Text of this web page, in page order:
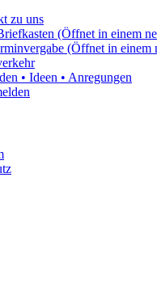
zu uns
(Öffnet in einem
(Öffnet in einem
• Ideen • Anregungen